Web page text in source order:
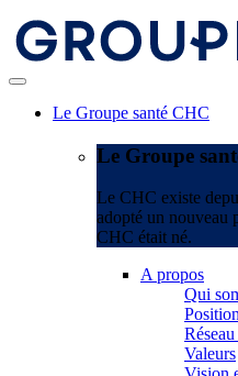
Le Groupe santé CHC
Le Groupe
Le CHC existe
adopté un nouveau
CHC était né.
A propos
Qui
Valeurs